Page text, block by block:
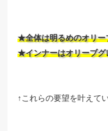
★全体は明るめのオリー
★インナーはオリーブグ
↑これらの要望を叶えて